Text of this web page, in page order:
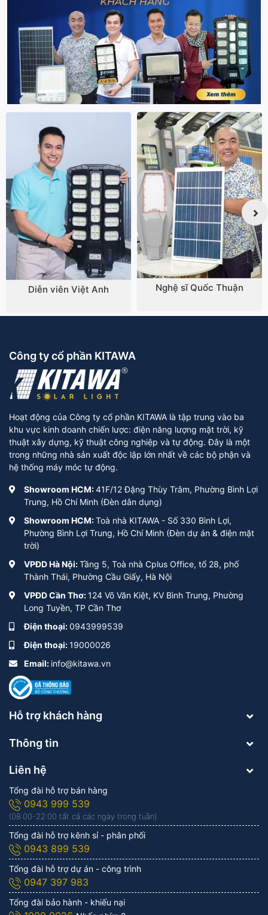
Diễn viên Việt Anh Nghệ sĩ Quốc Thuận
Công ty cổ phần KITAWA
Hoạt động của Công ty cổ phần KITAWA là tập trung vào ba
khu vực kinh doanh chiến lược: điện năng lượng mặt trời, kỹ
thuật xây dựng, kỹ thuật công nghiệp và tự động. Đây là một
trong những nhà sản xuất độc lập lớn nhất về các bộ phận và
hệ thống máy móc tự động.
Showroom HCM:41F/12 Đặng Thùy Trâm, Phường Bình Lợi
Trung, Hồ Chí Minh (Đèn dân dụng)
Showroom HCM:Toà nhà KITAWA - Số 330 Bình Lợi,
Phường Bình Lợi Trung, Hồ Chí Minh (Đèn dự án & điện mặt
trời)
VPĐD Hà Nội:Tầng 5, Toà nhà Cplus Office, tổ 28, phố
Thành Thái, Phường Cầu Giấy, Hà Nội
VPĐD Cần Thơ:124 Võ Văn Kiệt, KV Bình Trung, Phường
Long Tuyền, TP Cần Thơ
Điện thoại:0943999539
Điện thoại:19000026
Email: info@kitawa.vn
Hỗ trợ khách hàng
Thông tin
Liên hệ
Tổng đài hỗ trợ bán hàng
0943 999 539
(08:00-22:00 tất cả các ngày trong tuần)
Tổng đài hỗ trợ kênh sỉ - phân phối
0943 899 539
Tổng đài hỗ trợ dự án - công trình
0947 397 983
Tổng đài bảo hành - khiếu nại